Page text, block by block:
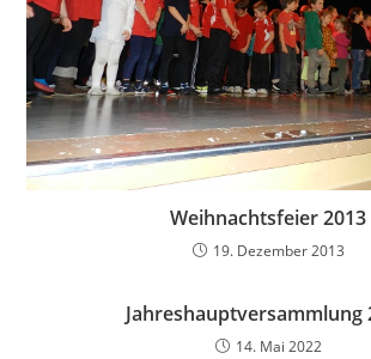
Weihnachtsfeier 2013
19. Dezember 2013
Jahreshauptversammlung
14. Mai 2022